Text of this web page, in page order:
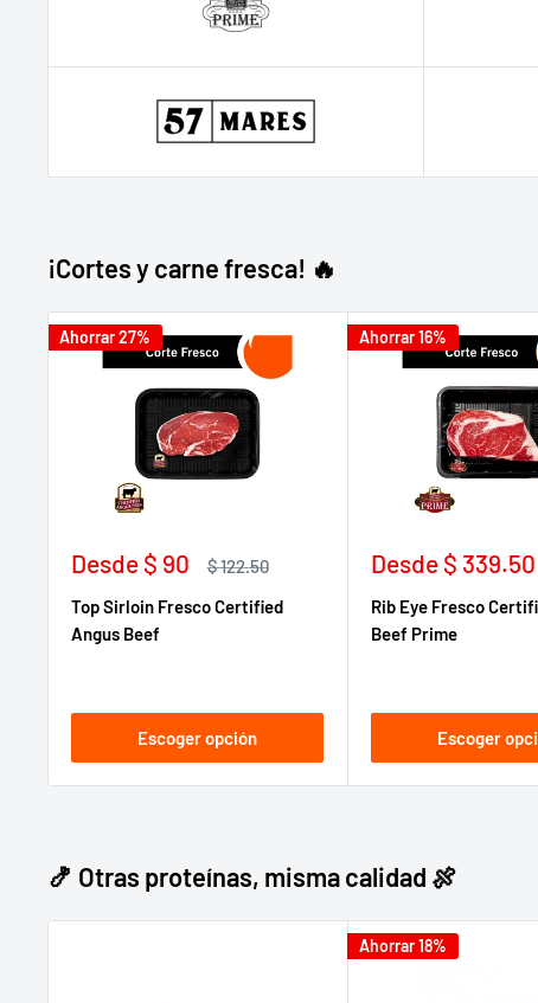
¡Cortes y carne fresca! 🔥
Ahorrar 27%
Precio
venta
Desde $ 90
Precio
$ 122.50
Top Sirloin Fresco Certified
Angus Beef
Escoger opción
Ahorrar 16%
Precio
venta
Desde $ 339.50
Rib Eye Fresco
Beef Prime
Escoger
🍤 Otras proteínas, misma calidad 🍖
Ahorrar 18%